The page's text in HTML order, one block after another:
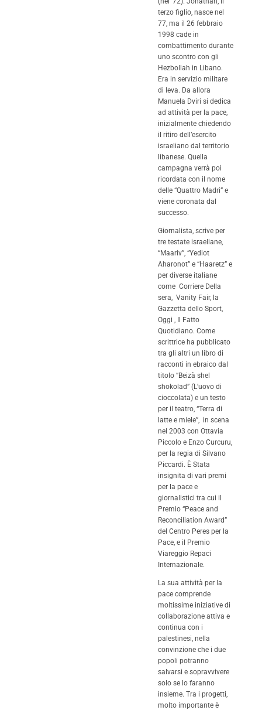
terzo figlio, nasce nel
77, ma il 26 febbraio
1998 cade in
combattimento durante
uno scontro con gli
Hezbollah in Libano.
Era in servizio militare
di leva. Da allora
Manuela Dviri si dedica
ad attività per la pace,
inizialmente chiedendo
il ritiro dell’esercito
israeliano dal territorio
libanese. Quella
campagna verrà poi
ricordata con il nome
delle “Quattro Madri” e
viene coronata dal
successo.
Giornalista, scrive per
tre testate israeliane,
“Maariv”, “Yediot
Aharonot” e “Haaretz” e
per diverse italiane
come Corriere Della
sera, Vanity Fair, la
Gazzetta dello Sport,
Oggi , Il Fatto
Quotidiano. Come
scrittrice ha pubblicato
tra gli altri un libro di
racconti in ebraico dal
titolo “Beizà shel
shokolad” (L’uovo di
cioccolata) e un testo
per il teatro, “Terra di
latte e miele”, in scena
nel 2003 con Ottavia
Piccolo e Enzo Curcuru,
per la regia di Silvano
Piccardi. È Stata
insignita di vari premi
per la pace e
giornalistici tra cui il
Premio “Peace and
Reconciliation Award”
del Centro Peres per la
Pace, e il Premio
Viareggio Repaci
Internazionale.
La sua attività per la
pace comprende
moltissime iniziative di
collaborazione attiva e
continua con i
palestinesi, nella
convinzione che i due
popoli potranno
salvarsi e sopravvivere
solo se lo faranno
insieme. Tra i progetti,
molto importante è